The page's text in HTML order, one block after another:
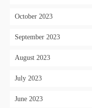
October 2023
September 2023
August 2023
July 2023
June 2023